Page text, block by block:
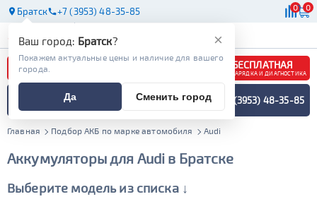
Братск +7 (3953) 48-35-85 0 0
АКБ
БЕСПЛАТНАЯ
ЗАРЯДКА И ДИАГНОСТИКА
ПОДБОР АККУМУЛЯТОРА
СПЕЦИАЛИСТОМ +7 (3953) 48-35-85
Главная Подбор АКБ по марке автомобиля Audi
Аккумуляторы для Audi в Братске
Выберите модель из списка ↓
×
Ваш город: Братск?
Покажем актуальные цены и наличие для вашего
города.
Да Сменить город